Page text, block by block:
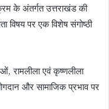
के अंतर्गत उत्तराखंड की
विषय पर एक विशेष संगोष्ठी
रामलीला एवं कृष्णलीला
और सामाजिक प्रभाव पर